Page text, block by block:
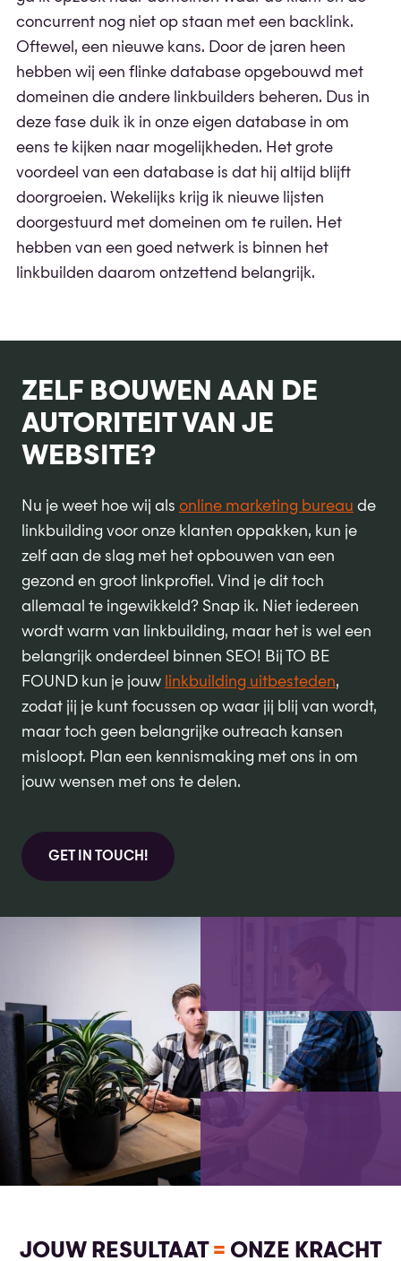
concurrent nog niet op staan met een backlink.
Oftewel, een nieuwe kans. Door de jaren heen
hebben wij een flinke database opgebouwd met
domeinen die andere linkbuilders beheren. Dus in
deze fase duik ik in onze eigen database in om
eens te kijken naar mogelijkheden. Het grote
voordeel van een database is dat hij altijd blijft
doorgroeien. Wekelijks krijg ik nieuwe lijsten
doorgestuurd met domeinen om te ruilen. Het
hebben van een goed netwerk is binnen het
linkbuilden daarom ontzettend belangrijk.
ZELF BOUWEN AAN DE
AUTORITEIT VAN JE
WEBSITE?
Nu je weet hoe wij als online marketing bureau de
linkbuilding voor onze klanten oppakken, kun je
zelf aan de slag met het opbouwen van een
gezond en groot linkprofiel. Vind je dit toch
allemaal te ingewikkeld? Snap ik. Niet iedereen
wordt warm van linkbuilding, maar het is wel een
belangrijk onderdeel binnen SEO! Bij TO BE
FOUND kun je jouw linkbuilding uitbesteden,
zodat jij je kunt focussen op waar jij blij van wordt,
maar toch geen belangrijke outreach kansen
misloopt. Plan een kennismaking met ons in om
jouw wensen met ons te delen.
GET IN TOUCH!
JOUW RESULTAAT = ONZE KRACHT